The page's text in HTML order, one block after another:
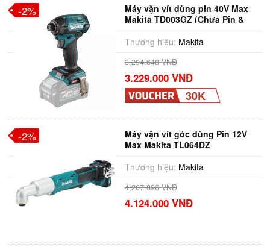
Máy vặn vít dùng pin 40V Max
Makita TD003GZ (Chưa Pin &
Thương hiệu: Makita
3.294.648 VNĐ
3.229.000 VNĐ
-2%
30K
Máy vặn vít góc dùng Pin 12V
Max Makita TL064DZ
Thương hiệu: Makita
4.207.896 VNĐ
4.124.000 VNĐ
-2%